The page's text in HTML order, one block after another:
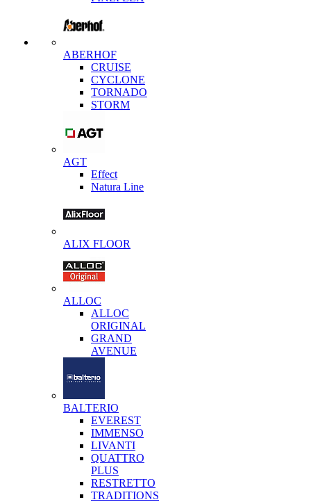
ABERHOF
CRUISE
CYCLONE
TORNADO
STORM
AGT
Effect
Natura Line
ALIX FLOOR
ALLOC
ALLOC
ORIGINAL
GRAND
AVENUE
BALTERIO
EVEREST
IMMENSO
LIVANTI
QUATTRO
PLUS
RESTRETTO
TRADITIONS